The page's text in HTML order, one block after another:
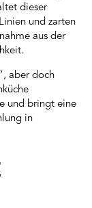
dieser
und zarten
aus der
aber doch
und bringt eine
in